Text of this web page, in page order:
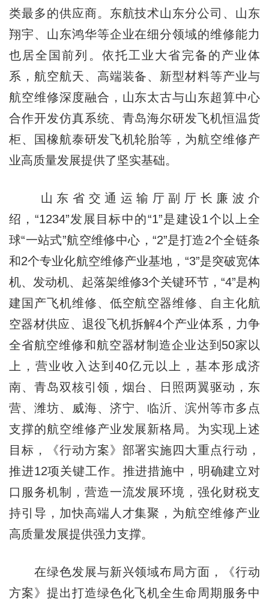
类最多的供应商。东航技术山东分公司、山东
翔宇、山东鸿华等企业在细分领域的维修能力
也居全国前列。依托工业大省完备的产业体
系，航空航天、高端装备、新型材料等产业与
航空维修深度融合，山东太古与山东超算中心
合作开发仿真系统、青岛海尔研发飞机恒温货
柜、国橡航泰研发飞机轮胎等，为航空维修产
业高质量发展提供了坚实基础。
山东省交通运输厅副厅长廉波介
绍，“1234”发展目标中的“1”是建设1个以上全
球“一站式”航空维修中心，“2”是打造2个全链条
和2个专业化航空维修产业基地，“3”是突破宽体
机、发动机、起落架维修3个关键环节，“4”是构
建国产飞机维修、低空航空器维修、自主化航
空器材供应、退役飞机拆解4个产业体系，力争
全省航空维修和航空器材制造企业达到50家以
上，营业收入达到40亿元以上，基本形成济
南、青岛双核引领，烟台、日照两翼驱动，东
营、潍坊、威海、济宁、临沂、滨州等市多点
支撑的航空维修产业发展新格局。为实现上述
目标，《行动方案》部署实施四大重点行动，
推进12项关键工作。推进措施中，明确建立对
口服务机制，营造一流发展环境，强化财税支
持引导，加快高端人才集聚，为航空维修产业
高质量发展提供强力支撑。
在绿色发展与新兴领域布局方面，《行动
方案》提出打造绿色化飞机全生命周期服务中